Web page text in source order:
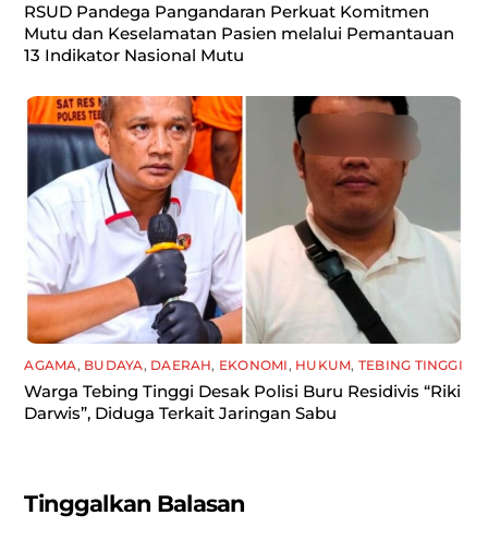
RSUD Pandega Pangandaran Perkuat Komitmen
Mutu dan Keselamatan Pasien melalui Pemantauan
13 Indikator Nasional Mutu
AGAMA, BUDAYA, DAERAH, EKONOMI , HUKUM, TEBING TINGGI
Warga Tebing Tinggi Desak Polisi Buru Residivis “Riki
Darwis”, Diduga Terkait Jaringan Sabu
Tinggalkan Balasan